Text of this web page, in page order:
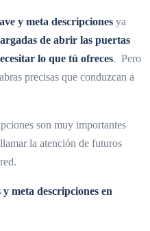
y meta descripciones ya
de abrir las puertas
lo que tú ofreces. Pero
precisas que conduzcan a
son muy importantes
la atención de futuros
meta descripciones en